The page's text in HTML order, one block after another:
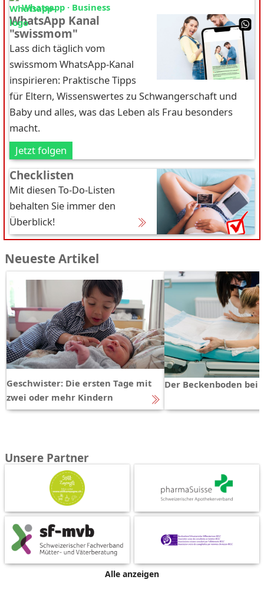
Whatsapp · Business
WhatsApp Kanal
"swissmom"
Lass dich täglich vom
swissmom WhatsApp-Kanal
inspirieren: Praktische Tipps
für Eltern, Wissenswertes zu Schwangerschaft und
Baby und alles, was das Leben als Frau besonders
macht.
Jetzt folgen
Checklisten
Mit diesen To-Do-Listen
behalten Sie immer den
Überblick!
Neueste Artikel
Geschwister: Die ersten Tage mit
zwei oder mehr Kindern
Der Beckenboden bei
Unsere Partner
Alle anzeigen